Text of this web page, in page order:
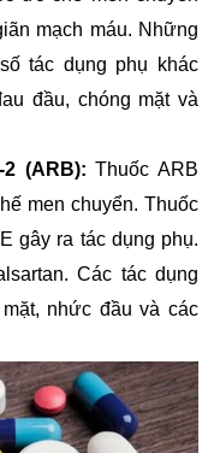
mạch máu. Những
tác dụng phụ khác
đầu, chóng mặt và
2 (ARB):Thuốc ARB
men chuyển. Thuốc
gây ra tác dụng phụ.
Các tác dụng
nhức đầu và các